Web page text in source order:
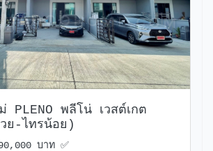
PLENO พลีโน่ เวสต์เกต
ย-ไทรน้อย)
บาท ✅️